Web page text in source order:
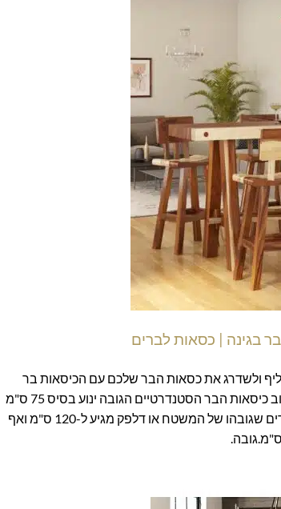
בגינה | כסאות לברים
ולשדרג את כסאות הבר שלכם עם הכיסאות בר
המעוצבים של סטייל מאסטר רהיטים? שוב נתחיל מהגובה , ברוב כיסאות הבר הסטנדרטיים הגובה ינוע בסיס 75 ס"מ
וגובה הדלפק או שולחן הבר יהיה 102-108 ס"מ גובהה.ישנם ברים שגובהו של המשטח או דלפק מגיע ל-120 ס"מ ואף